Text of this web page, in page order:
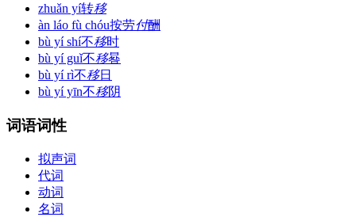
zhuǎn yí转移
àn láo fù chóu按劳付酬
bù yí shí不移时
bù yí guǐ不移晷
bù yí rì不移日
bù yí yīn不移阴
词语词性
拟声词
代词
动词
名词